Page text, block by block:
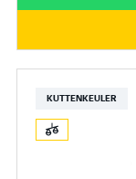
KUTTENKEULER